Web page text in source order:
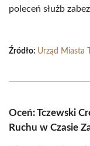
poleceń służb
Źródło: Urząd Miasta
Oceń: Tczewski
Ruchu w Czasie